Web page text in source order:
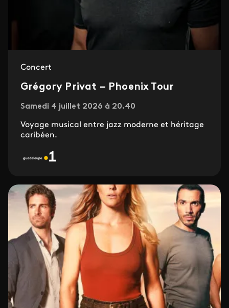
Concert
Grégory Privat – Phoenix Tour
Samedi 4 juillet 2026 à 20.40
Voyage musical entre jazz moderne et héritage
caribéen.